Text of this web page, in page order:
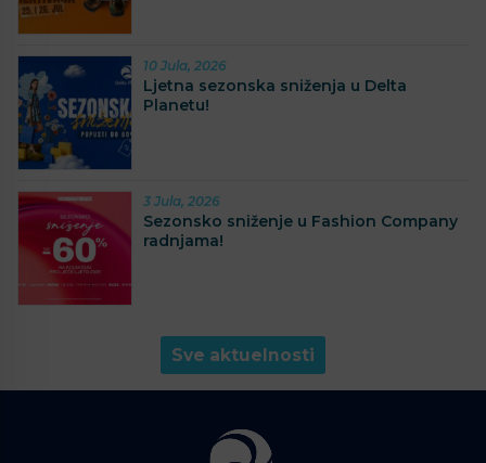
10 Jula, 2026
Ljetna sezonska sniženja u Delta
Planetu!
3 Jula, 2026
Sezonsko sniženje u Fashion Company
radnjama!
Sve aktuelnosti